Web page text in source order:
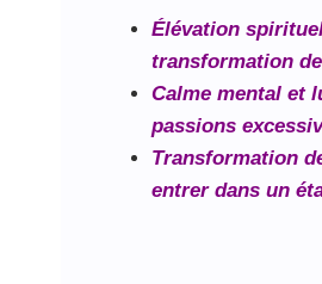
Élévation
transformation
Calme mental et
passions
Transformation
entrer dans un